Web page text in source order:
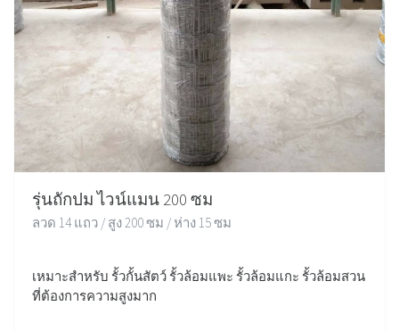
รุ่นถักปม ไวน์แมน 200 ซม
ลวด 14 แถว / สูง 200 ซม / ห่าง 15 ซม
เหมาะสำหรับ รั้วกั้นสัตว์ รั้วล้อมแพะ รั้วล้อมแกะ รั้วล้อมสวน
ที่ต้องการความสูงมาก